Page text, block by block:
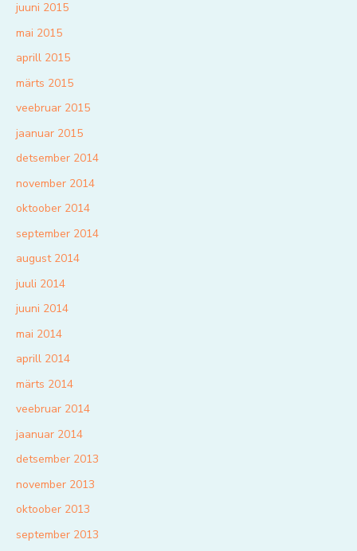
juuni 2015
mai 2015
aprill 2015
märts 2015
veebruar 2015
jaanuar 2015
detsember 2014
november 2014
oktoober 2014
september 2014
august 2014
juuli 2014
juuni 2014
mai 2014
aprill 2014
märts 2014
veebruar 2014
jaanuar 2014
detsember 2013
november 2013
oktoober 2013
september 2013